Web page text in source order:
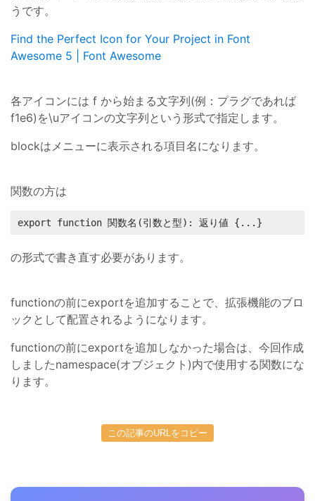
うです。
Find the Perfect Icon for Your Project in Font
Awesome 5 | Font Awesome
各アイコンには f から始まる文字列(例：プラグであれば
f1e6)を\uアイコンの文字列という形式で指定します。
blockはメニューに表示される項目名になります。
関数の方は
export function 関数名(引数と型): 返り値 {...}
の形式で書き直す必要があります。
functionの前にexportを追加することで、拡張機能のブロ
ックとして配置されるようになります。
functionの前にexportを追加しなかった場合は、今回作成
しましたnamespace(オブジェクト)内で使用する関数にな
ります。
この記事のURLをコピー